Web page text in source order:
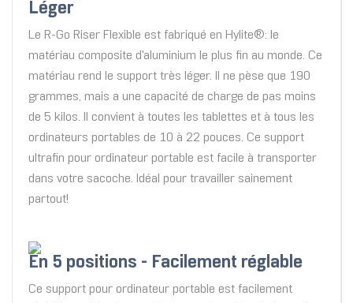
Léger
Le R-Go Riser Flexible est fabriqué en Hylite®: le
matériau composite d'aluminium le plus fin au monde. Ce
matériau rend le support très léger. Il ne pèse que 190
grammes, mais a une capacité de charge de pas moins
de 5 kilos. Il convient à toutes les tablettes et à tous les
ordinateurs portables de 10 à 22 pouces. Ce support
ultrafin pour ordinateur portable est facile à transporter
dans votre sacoche. Idéal pour travailler sainement
partout!
En 5 positions - Facilement réglable
Ce support pour ordinateur portable est facilement